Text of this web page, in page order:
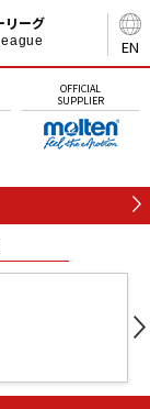
EN
リーグ
OFFICIAL
SUPPLIER